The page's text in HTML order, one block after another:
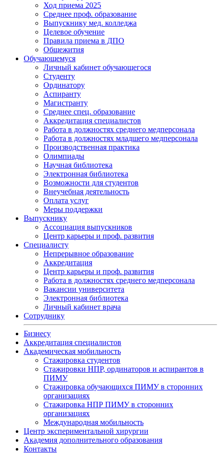
Ход приема 2025
Среднее проф. образование
Выпускнику мед. колледжа
Целевое обучение
Правила приема в ДПО
Общежития
Обучающемуся
Личный кабинет обучающегося
Студенту
Ординатору
Аспиранту
Магистранту
Среднее спец. образование
Аккредитация специалистов
Работа в должностях среднего медперсонала
Работа в должностях младшего медперсонала
Производственная практика
Олимпиады
Научная библиотека
Электронная библиотека
Возможности для студентов
Внеучебная деятельность
Оплата услуг
Меры поддержки
Выпускнику
Ассоциация выпускников
Центр карьеры и проф. развития
Специалисту
Непрерывное образование
Аккредитация
Центр карьеры и проф. развития
Работа в должностях среднего медперсонала
Вакансии университета
Электронная библиотека
Личный кабинет врача
Сотруднику
Бизнесу
Аккредитация специалистов
Академическая мобильность
Стажировка студентов
Стажировки НПР, ординаторов и аспирантов в
ПИМУ
Стажировка обучающихся ПИМУ в сторонних
организациях
Стажировка НПР ПИМУ в сторонних
организациях
Международная мобильность
Центр экспериментальной хирургии
Академия дополнительного образования
Контакты